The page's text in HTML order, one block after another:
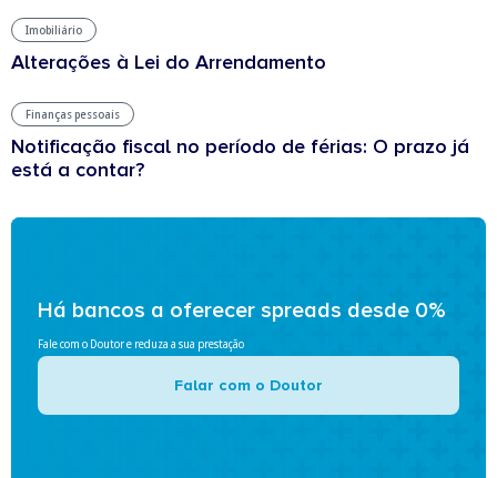
Imobiliário
Alterações à Lei do Arrendamento
Finanças pessoais
Notificação fiscal no período de férias: O prazo já
está a contar?
Há bancos a oferecer spreads desde 0%
Fale com o Doutor e reduza a sua prestação
Falar com o Doutor